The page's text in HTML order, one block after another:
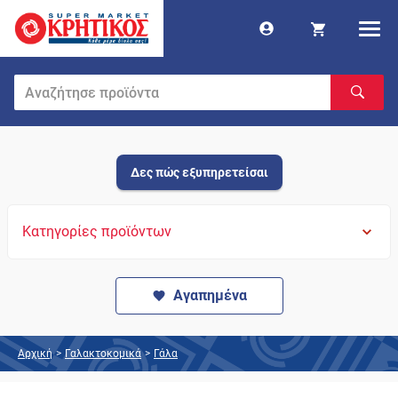
Δες πώς εξυπηρετείσαι
Κατηγορίες προϊόντων
Αγαπημένα
Αρχική > Γαλακτοκομικά > Γάλα